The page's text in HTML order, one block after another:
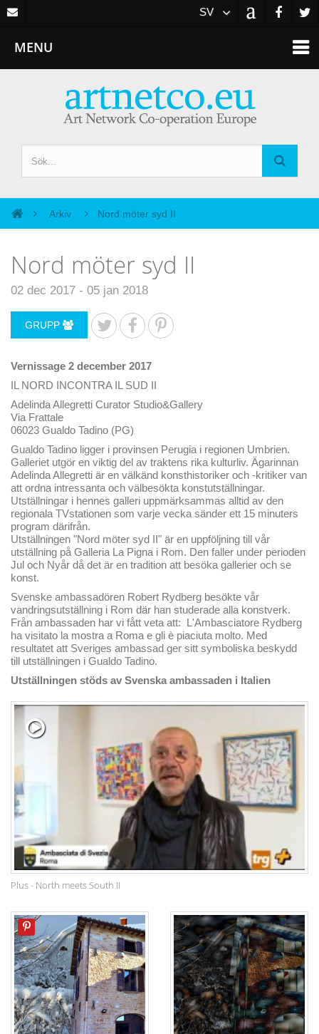
SV
MENU
Arkiv Nord möter syd II
Nord möter syd II
02 dec 2017 - 05 jan 2018
GRUPP
Vernissage 2 december 2017
IL NORD INCONTRA IL SUD II
Adelinda Allegretti Curator Studio&Gallery
Via Frattale
06023 Gualdo Tadino (PG)
Gualdo Tadino ligger i provinsen Perugia i regionen Umbrien.
Galleriet utgör en viktig del av traktens rika kulturliv. Ägarinnan
Adelinda Allegretti är en välkänd konsthistoriker och -kritiker van
att ordna intressanta och välbesökta konstutställningar.
Utställningar i hennes galleri uppmärksammas alltid av den
regionala TVstationen som varje vecka sänder ett 15 minuters
program därifrån.
Utställningen "Nord möter syd II" är en uppföljning till vår
utställning på Galleria La Pigna i Rom. Den faller under perioden
Jul och Nyår då det är en tradition att besöka gallerier och se
konst.
Svenske ambassadören Robert Rydberg besökte vår
vandringsutställning i Rom där han studerade alla konstverk.
Från ambassaden har vi fått veta att: L'Ambasciatore Rydberg
ha visitato la mostra a Roma e gli è piaciuta molto. Med
resultatet att Sveriges ambassad ger sitt symboliska beskydd
till utställningen i Gualdo Tadino.
Utställningen stöds av Svenska ambassaden i Italien
Plus - North meets South II